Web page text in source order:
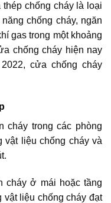
thép chống cháy là loại
chống cháy, ngăn
gas trong một khoảng
chống cháy hiện nay
cửa chống cháy
cháy trong các phòng
vật liệu chống cháy và
cháy ở mái hoặc tầng
vật liệu chống cháy đạt